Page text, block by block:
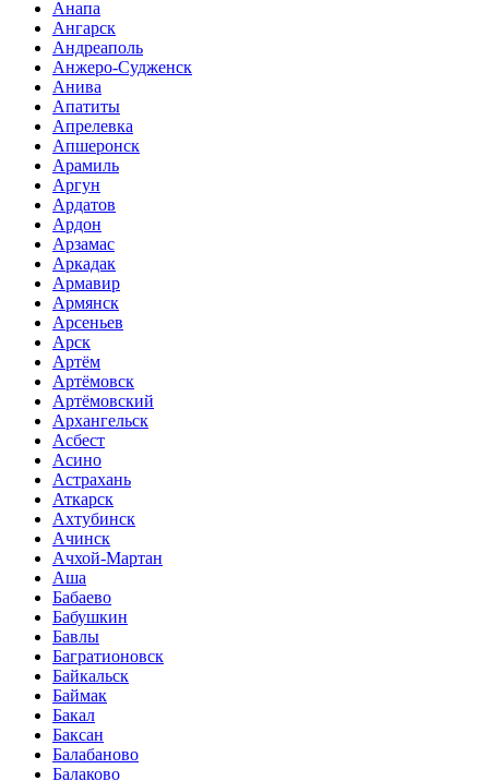
Анапа
Ангарск
Андреаполь
Анжеро-Судженск
Анива
Апатиты
Апрелевка
Апшеронск
Арамиль
Аргун
Ардатов
Ардон
Арзамас
Аркадак
Армавир
Армянск
Арсеньев
Арск
Артём
Артёмовск
Артёмовский
Архангельск
Асбест
Асино
Астрахань
Аткарск
Ахтубинск
Ачинск
Ачхой-Мартан
Аша
Бабаево
Бабушкин
Бавлы
Багратионовск
Байкальск
Баймак
Бакал
Баксан
Балабаново
Балаково